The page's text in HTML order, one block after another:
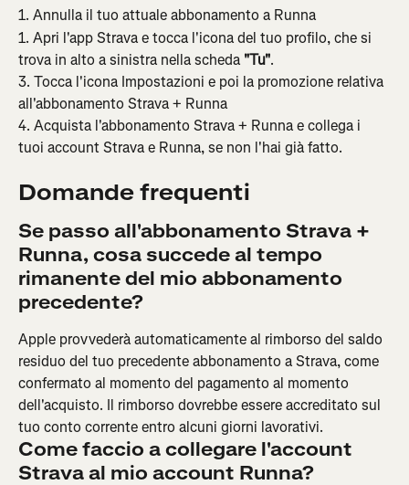
1. Annulla il tuo attuale abbonamento a Runna
1. Apri l'app Strava e tocca l'icona del tuo profilo, che si
trova in alto a sinistra nella scheda "Tu".
3. Tocca l'icona Impostazioni e poi la promozione relativa
all'abbonamento Strava + Runna
4. Acquista l'abbonamento Strava + Runna e collega i
tuoi account Strava e Runna, se non l'hai già fatto.
Domande frequenti
Se passo all'abbonamento Strava +
Runna, cosa succede al tempo
rimanente del mio abbonamento
precedente?
Apple provvederà automaticamente al rimborso del saldo
residuo del tuo precedente abbonamento a Strava, come
confermato al momento del pagamento al momento
dell'acquisto. Il rimborso dovrebbe essere accreditato sul
tuo conto corrente entro alcuni giorni lavorativi.
Come faccio a collegare l'account
Strava al mio account Runna?